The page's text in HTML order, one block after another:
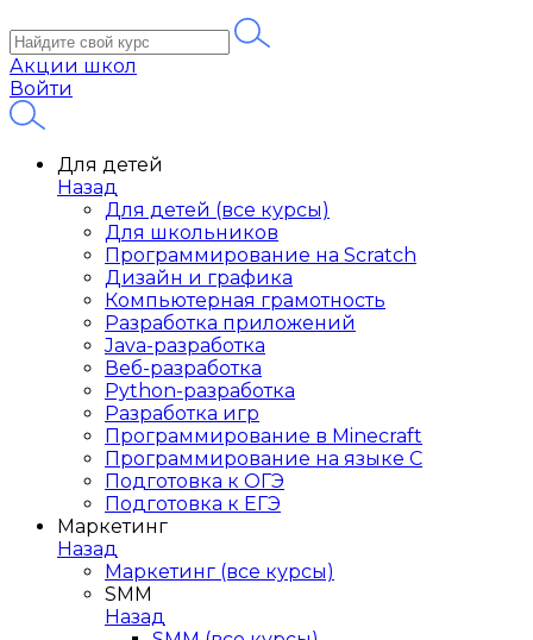
Акции школ
Войти
Для детей
Назад
Для детей (все курсы)
Для школьников
Программирование на Scratch
Дизайн и графика
Компьютерная грамотность
Разработка приложений
Java-разработка
Веб-разработка
Python-разработка
Разработка игр
Программирование в Minecraft
Программирование на языке C
Подготовка к ОГЭ
Подготовка к ЕГЭ
Маркетинг
Назад
Маркетинг (все курсы)
SMM
Назад